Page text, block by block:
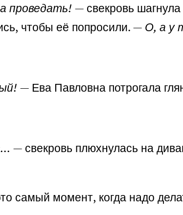
проведать! — свекровь
чтобы её попросили. — О, а у
— Ева Павловна потрогала
— свекровь плюхнулась на
самый момент, когда надо